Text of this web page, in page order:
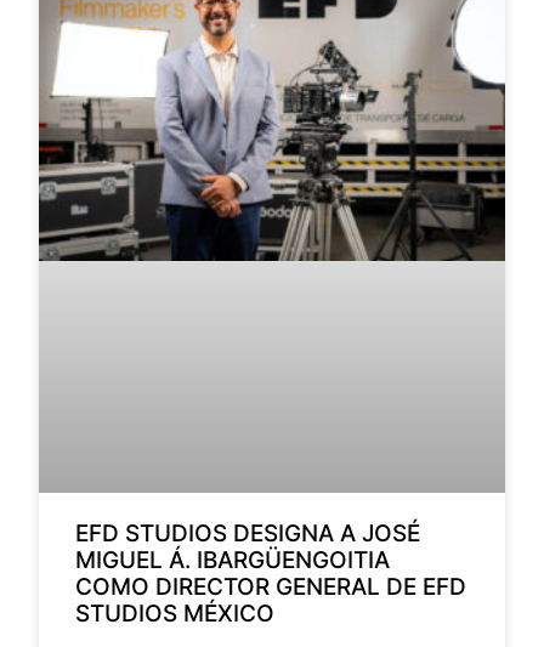
EFD STUDIOS DESIGNA A JOSÉ
MIGUEL Á. IBARGÜENGOITIA
COMO DIRECTOR GENERAL DE EFD
STUDIOS MÉXICO